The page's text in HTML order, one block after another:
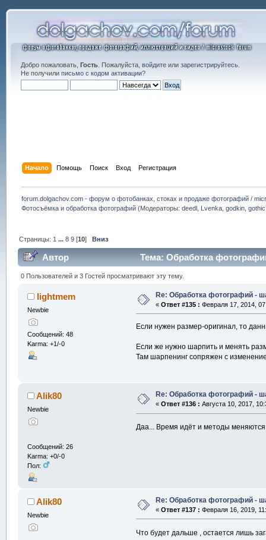
Добро пожаловать, Гость. Пожалуйста, войдитеили зарегистрируйтесь.
Не получили письмо с кодом активации?
Начало Помощь Поиск Вход Регистрация
forum.dolgachov.com - форум о фотобанках, стоках и продаже фотографий /
Фотосъёмка и обработка фотографий (Модераторы:deedl Lvenka ,godkin ,gothic
Страницы: 1 ...8 9 [10]Вниз
Автор Тема: Обработка
0 Пользователей и 3 Гостей просматривают эту тему.
lightmem
Newbie
Сообщений: 48
Karma: +1/-0
Re: Обработка фотографий -
« Ответ #135 : Февраля 17, 2014,
Если нужен размер-оригинал, то
Если же нужно шарпить и менять
Там шарпенинг сопряжен с
Alik80
Newbie
Сообщений: 26
Karma: +0/-0
Пол:
Re: Обработка фотографий -
« Ответ #136 : Августа 10, 2017,
Даа... Время идёт и методы
Alik80
Newbie
Re: Обработка фотографий -
« Ответ #137 : Февраля 16, 2019,
Что будет дальше , остается лишь